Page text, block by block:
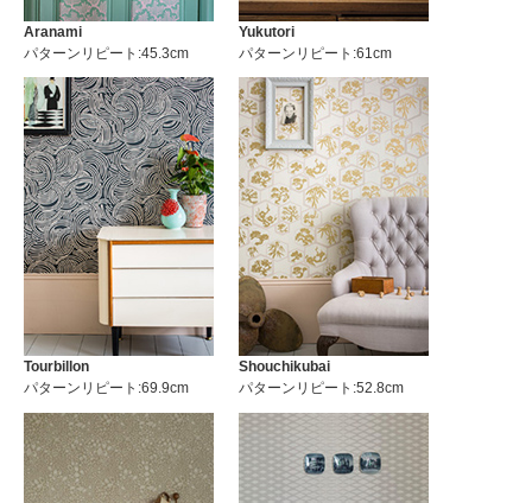
Aranami
パターンリピート:45.3cm
Yukutori
パターンリピート:61cm
Tourbillon
パターンリピート:69.9cm
Shouchikubai
パターンリピート:52.8cm